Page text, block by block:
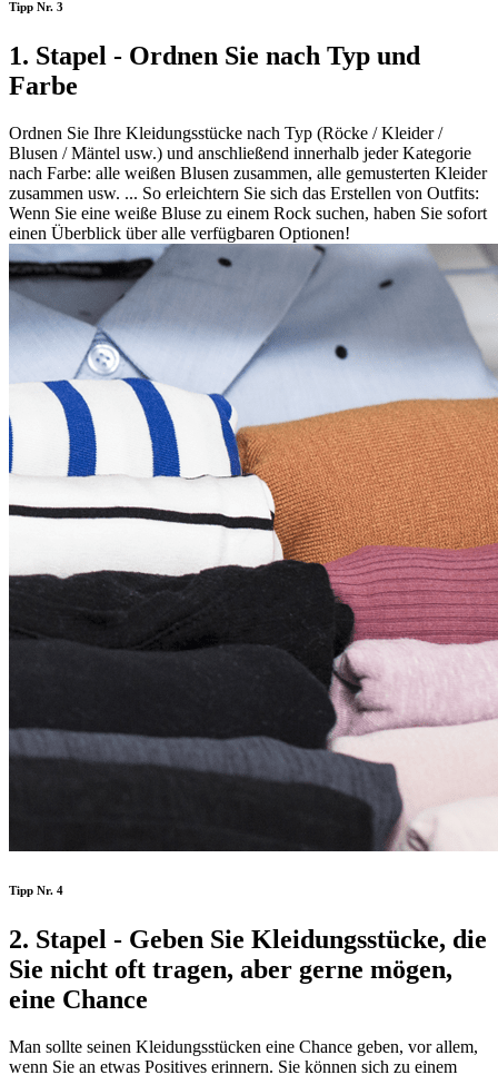
Tipp Nr. 3
1. Stapel - Ordnen Sie nach Typ und
Farbe
Ordnen Sie Ihre Kleidungsstücke nach Typ (Röcke / Kleider /
Blusen / Mäntel usw.) und anschließend innerhalb jeder Kategorie
nach Farbe: alle weißen Blusen zusammen, alle gemusterten Kleider
zusammen usw. ... So erleichtern Sie sich das Erstellen von Outfits:
Wenn Sie eine weiße Bluse zu einem Rock suchen, haben Sie sofort
einen Überblick über alle verfügbaren Optionen!
Tipp Nr. 4
2. Stapel - Geben Sie Kleidungsstücke, die
Sie nicht oft tragen, aber gerne mögen,
eine Chance
Man sollte seinen Kleidungsstücken eine Chance geben, vor allem,
wenn Sie an etwas Positives erinnern. Sie können sich zu einem